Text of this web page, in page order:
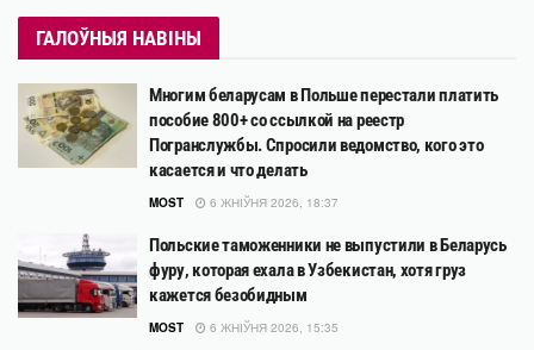
ГАЛОЎНЫЯ НАВІНЫ
Многим беларусам в Польше перестали платить
пособие 800+ со ссылкой на реестр
Погранслужбы. Спросили ведомство, кого это
касается и что делать
MOST 6 ЖНІЎНЯ 2026, 18:37
Польские таможенники не выпустили в Беларусь
фуру, которая ехала в Узбекистан, хотя груз
кажется безобидным
MOST 6 ЖНІЎНЯ 2026, 15:35